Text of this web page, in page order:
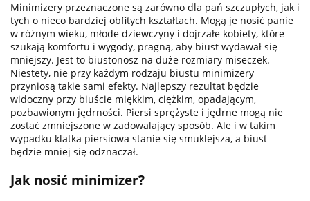
Minimizery przeznaczone są zarówno dla pań szczupłych, jak i
tych o nieco bardziej obfitych kształtach. Mogą je nosić panie
w różnym wieku, młode dziewczyny i dojrzałe kobiety, które
szukają komfortu i wygody, pragną, aby biust wydawał się
mniejszy. Jest to biustonosz na duże rozmiary miseczek.
Niestety, nie przy każdym rodzaju biustu minimizery
przyniosą takie sami efekty. Najlepszy rezultat będzie
widoczny przy biuście miękkim, ciężkim, opadającym,
pozbawionym jędrności. Piersi sprężyste i jędrne mogą nie
zostać zmniejszone w zadowalający sposób. Ale i w takim
wypadku klatka piersiowa stanie się smuklejsza, a biust
będzie mniej się odznaczał.
Jak nosić minimizer?